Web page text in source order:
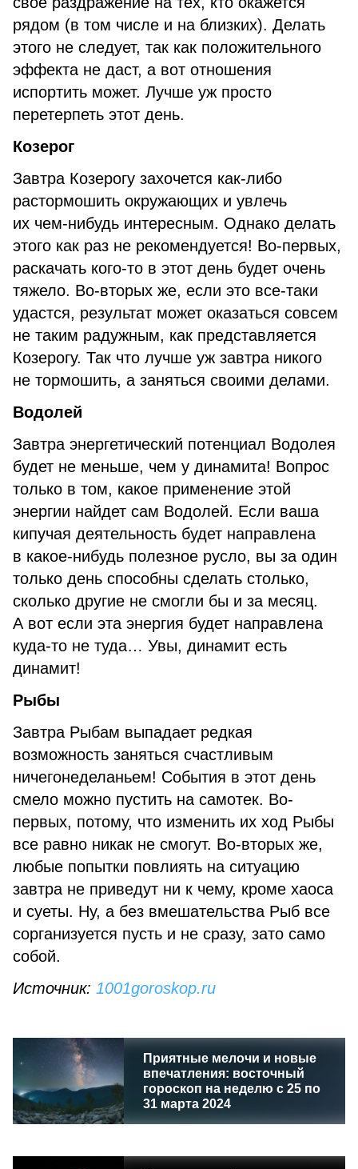
рядом (в том числе и на близких). Делать
этого не следует, так как положительного
эффекта не даст, а вот отношения
испортить может. Лучше уж просто
перетерпеть этот день.
Козерог
Завтра Козерогу захочется как-либо
растормошить окружающих и увлечь
их чем-нибудь интересным. Однако делать
этого как раз не рекомендуется! Во-первых,
раскачать кого-то в этот день будет очень
тяжело. Во-вторых же, если это все-таки
удастся, результат может оказаться совсем
не таким радужным, как представляется
Козерогу. Так что лучше уж завтра никого
не тормошить, а заняться своими делами.
Водолей
Завтра энергетический потенциал Водолея
будет не меньше, чем у динамита! Вопрос
только в том, какое применение этой
энергии найдет сам Водолей. Если ваша
кипучая деятельность будет направлена
в какое-нибудь полезное русло, вы за один
только день способны сделать столько,
сколько другие не смогли бы и за месяц.
А вот если эта энергия будет направлена
куда-то не туда… Увы, динамит есть
динамит!
Рыбы
Завтра Рыбам выпадает редкая
возможность заняться счастливым
ничегонеделаньем! События в этот день
смело можно пустить на самотек. Во-
первых, потому, что изменить их ход Рыбы
все равно никак не смогут. Во-вторых же,
любые попытки повлиять на ситуацию
завтра не приведут ни к чему, кроме хаоса
и суеты. Ну, а без вмешательства Рыб все
сорганизуется пусть и не сразу, зато само
собой.
Источник: 1001goroskop.ru
Приятные мелочи и новые
впечатления: восточный
гороскоп на неделю с 25 по
31 марта 2024